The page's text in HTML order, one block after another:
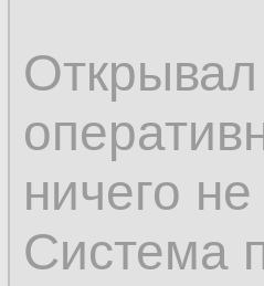
ничего
Система